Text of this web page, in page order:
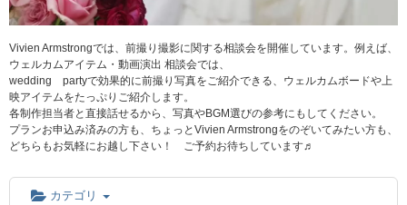
Vivien Armstrongでは、前撮り撮影に関する相談会を開催しています。例えば、
ウェルカムアイテム・動画演出 相談会では、
wedding partyで効果的に前撮り写真をご紹介できる、ウェルカムボードや上
映アイテムをたっぷりご紹介します。
各制作担当者と直接話せるから、写真やBGM選びの参考にもしてください。
プランお申込み済みの方も、ちょっとVivien Armstrongをのぞいてみたい方も、
どちらもお気軽にお越し下さい！ ご予約お待ちしています♬
カテゴリ